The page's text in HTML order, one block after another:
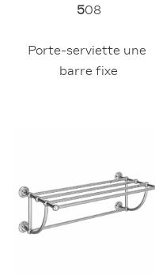
508
Porte-serviette une
barre fixe